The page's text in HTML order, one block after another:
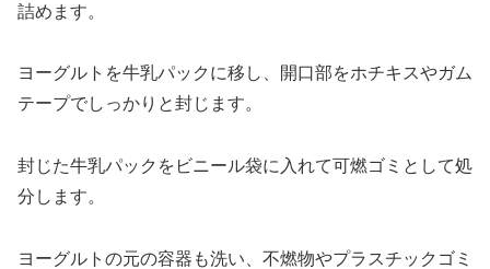
詰めます。
ヨーグルトを牛乳パックに移し、開口部をホチキスやガム
テープでしっかりと封じます。
封じた牛乳パックをビニール袋に入れて可燃ゴミとして処
分します。
ヨーグルトの元の容器も洗い、不燃物やプラスチックゴミ